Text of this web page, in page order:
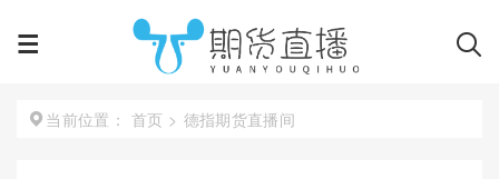
当前位置： 首页 > 德指期货直播间